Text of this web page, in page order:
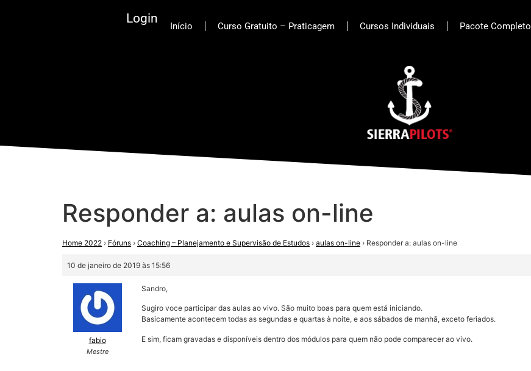
Início Curso Gratuito – Praticagem Cursos Individuais Pacote Completo
Login
Responder a: aulas on-line
Home 2022 › Fóruns › Coaching – Planejamento e Supervisão de Estudos › aulas on-line › Responder a: aulas on-line
10 de janeiro de 2019 às 15:56
fabio
Mestre
Sandro,
Sugiro voce participar das aulas ao vivo. São muito boas para quem está iniciando.
Basicamente acontecem todas as segundas e quartas à noite, e aos sábados de manhã, exceto feriados.
E sim, ficam gravadas e disponíveis dentro dos módulos para quem não pode comparecer ao vivo.